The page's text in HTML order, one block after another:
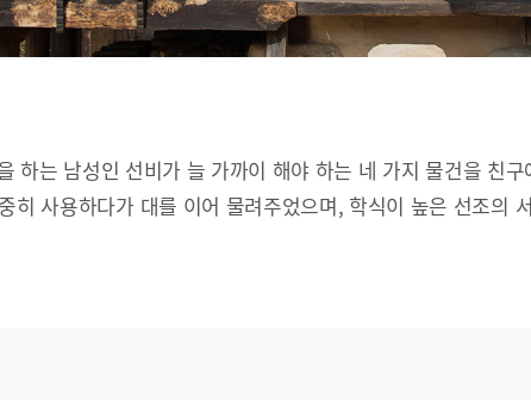
하는 남성인 선비가 늘 가까이 해야 하는 네 가지 물건을 친
히 사용하다가 대를 이어 물려주었으며, 학식이 높은 선조의